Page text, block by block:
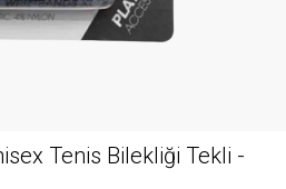
Tenis Bilekliği Tekli -